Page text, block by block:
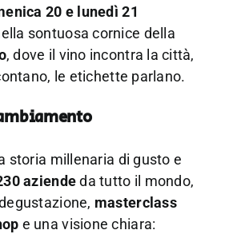
20 e lunedì 21
sontuosa cornice della
, dove il vino incontra la città,
le etichette parlano.
storia millenaria di gusto e
aziendeda tutto il mondo,
masterclass
e una visione chiara: